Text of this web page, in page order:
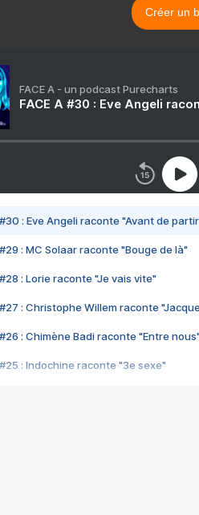
Créer un
FACE A - un podcast Purecharts
FACE A #30 : Eve Angeli
#30 : Eve Angeli raconte "Avant de
#29 : MC Solaar raconte "Bouge de là"
#28 : Lorie raconte "Je vais vite"
#27 : Christophe Willem raconte
#26 : Chimène Badi raconte "Entre nous"
#25 : Indochine raconte "3e sexe"